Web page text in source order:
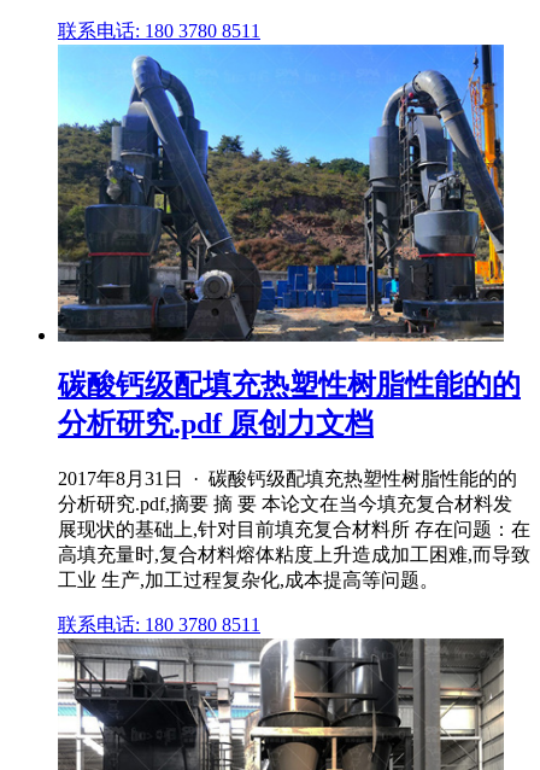
联系电话: 180 3780 8511
碳酸钙级配填充热塑性树脂性能的的
分析研究.pdf 原创力文档
2017年8月31日 · 碳酸钙级配填充热塑性树脂性能的的
分析研究.pdf,摘要 摘 要 本论文在当今填充复合材料发
展现状的基础上,针对目前填充复合材料所 存在问题：在
高填充量时,复合材料熔体粘度上升造成加工困难,而导致
工业 生产,加工过程复杂化,成本提高等问题。
联系电话: 180 3780 8511